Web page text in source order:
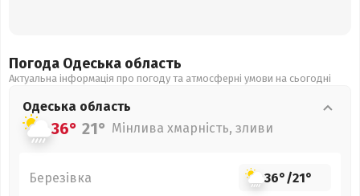
Погода Одеська область
Актуальна інформація про погоду та атмосферні умови на сьогодні
Одеська область
36° 21° Мінлива хмарність, зливи
Березівка 36°/21°